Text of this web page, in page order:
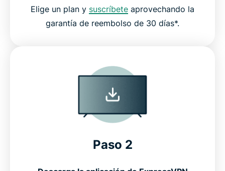
Elige un plan y suscríbete aprovechando la
garantía de reembolso de 30 días*.
Paso 2